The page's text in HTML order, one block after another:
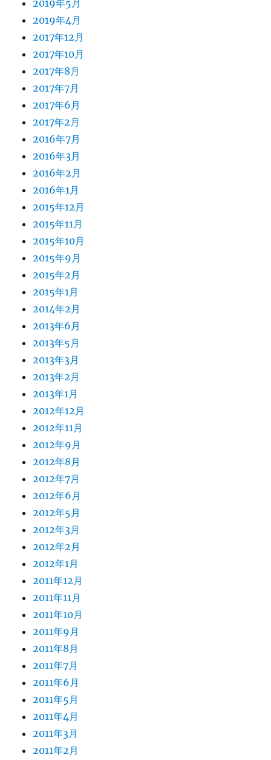
2019年5月
2019年4月
2017年12月
2017年10月
2017年8月
2017年7月
2017年6月
2017年2月
2016年7月
2016年3月
2016年2月
2016年1月
2015年12月
2015年11月
2015年10月
2015年9月
2015年2月
2015年1月
2014年2月
2013年6月
2013年5月
2013年3月
2013年2月
2013年1月
2012年12月
2012年11月
2012年9月
2012年8月
2012年7月
2012年6月
2012年5月
2012年3月
2012年2月
2012年1月
2011年12月
2011年11月
2011年10月
2011年9月
2011年8月
2011年7月
2011年6月
2011年5月
2011年4月
2011年3月
2011年2月